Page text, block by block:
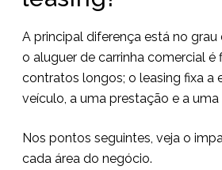
A principal diferença está no
o aluguer de carrinha comercial é
contratos longos; o leasing fixa a
veículo, a uma prestação e a
Nos pontos seguintes, veja o
cada área do negócio.